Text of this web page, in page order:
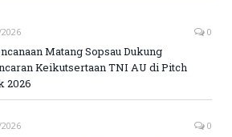
0
Matang Sopsau Dukung
Keikutsertaan TNI AU di Pitch
2026
0